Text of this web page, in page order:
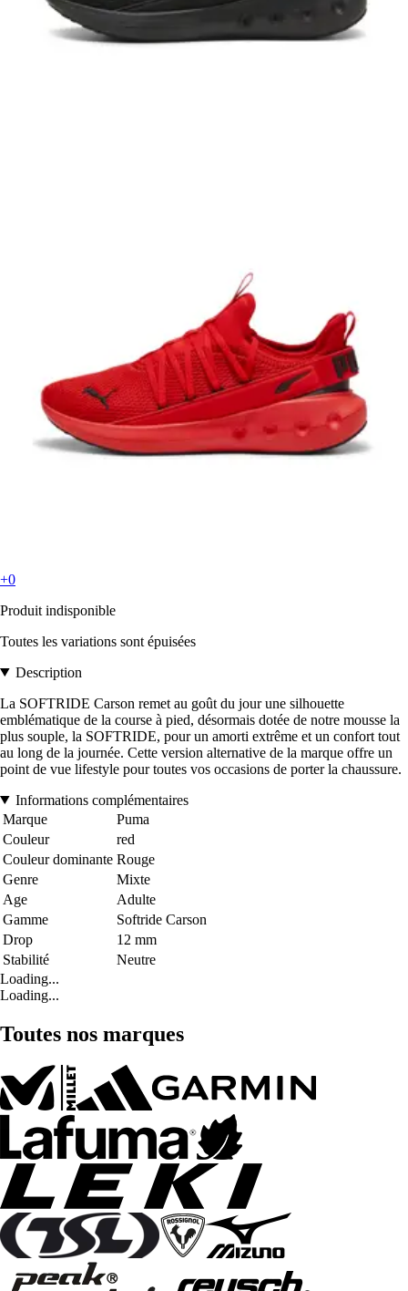
+0
Produit indisponible
Toutes les variations sont épuisées
Description
La SOFTRIDE Carson remet au goût du jour une silhouette
emblématique de la course à pied, désormais dotée de notre mousse la
plus souple, la SOFTRIDE, pour un amorti extrême et un confort tout
au long de la journée. Cette version alternative de la marque offre un
point de vue lifestyle pour toutes vos occasions de porter la chaussure.
Informations complémentaires
Marque
Puma
Couleur
red
Couleur dominante Rouge
Genre
Mixte
Age
Adulte
Gamme
Softride Carson
Drop
12 mm
Stabilité
Neutre
Loading...
Loading...
Toutes nos marques